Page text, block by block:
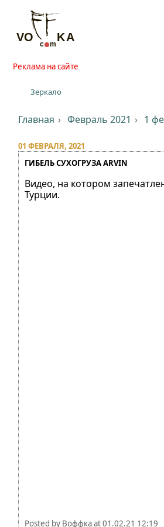
Реклама на сайте
Зеркало
Главная Февраль 2021 1
01 ФЕВРАЛЯ, 2021
ГИБЕЛЬ СУХОГРУЗА ARVIN
Видео, на котором
Турции.
Posted by Воффкаat01.02.21 12:19